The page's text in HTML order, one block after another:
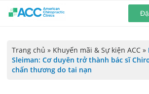
Trang chủ » Khuyến mãi & Sự kiện ACC »
Sleiman: Cơ duyên trở thành bác sĩ
chấn thương do tai nạn